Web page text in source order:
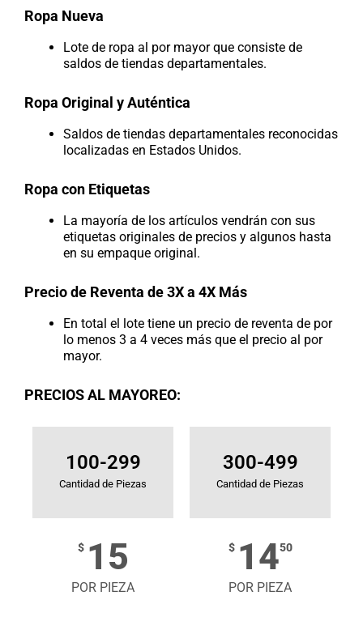
Ropa Nueva
Lote de ropa al por mayor que consiste de
saldos de tiendas departamentales.
Ropa Original y Auténtica
Saldos de tiendas departamentales reconocidas
localizadas en Estados Unidos.
Ropa con Etiquetas
La mayoría de los artículos vendrán con sus
etiquetas originales de precios y algunos hasta
en su empaque original.
Precio de Reventa de 3X a 4X Más
En total el lote tiene un precio de reventa de por
lo menos 3 a 4 veces más que el precio al por
mayor.
PRECIOS AL MAYOREO:
100-299
Cantidad de Piezas
$ 15
POR PIEZA
300-499
Cantidad de Piezas
$ 1450
POR PIEZA